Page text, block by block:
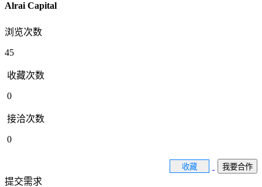
Alrai Capital
浏览次数
45
收藏次数
0
接洽次数
0
收藏 我要合作
提交需求